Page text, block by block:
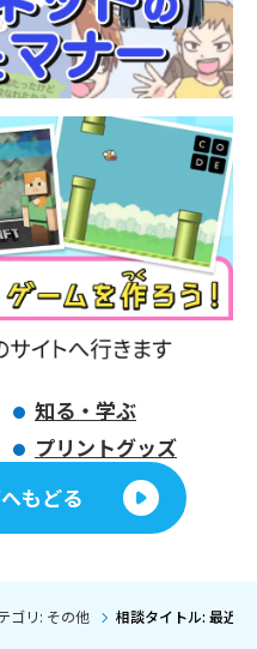
知る・学ぶ
プリントグッズ
もどる
ゴリ: その他 相談タイトル: 最近